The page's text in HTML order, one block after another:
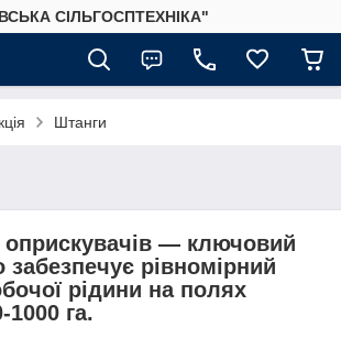
СІЛЬГОСПТЕХНІКА"
Штанги
— ключовий
рівномірний
рідини на полях
га.